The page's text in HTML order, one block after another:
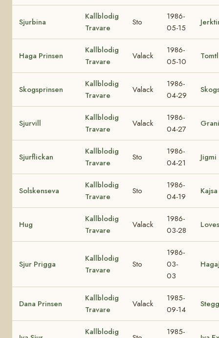
Sjurbina
Kallblodig
Travare
Sto
1986-
05-15
Haga Prinsen
Kallblodig
Travare
Valack
1986-
05-10
Skogsprinsen
Kallblodig
Travare
Valack
1986-
04-29
Sjurvill
Kallblodig
Travare
Valack
1986-
04-27
Sjurflickan
Kallblodig
Travare
Sto
1986-
04-21
Jigmi
Solskenseva
Kallblodig
Travare
Sto
1986-
04-19
Hug
Kallblodig
Travare
Valack
1986-
03-28
Sjur Prigga
Kallblodig
Travare
Sto
1986-
03-
03
Dana Prinsen
Kallblodig
Travare
Valack
1985-
09-14
Kallblodig
1985-